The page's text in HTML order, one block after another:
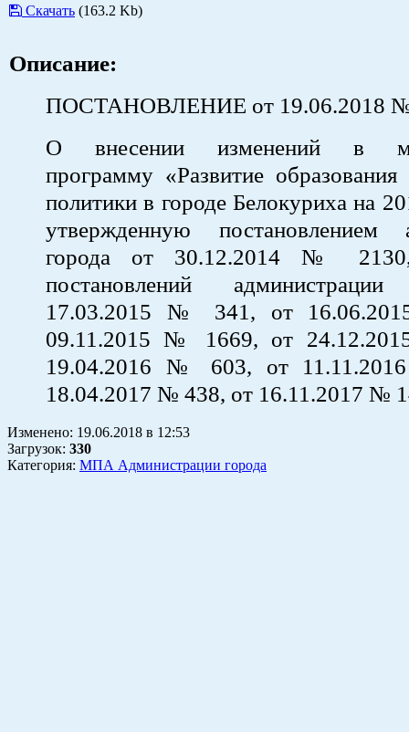
Скачать (163.2 Kb)
Описание:
ПОСТАНОВЛЕНИЕ от 19.06.2018
О внесении изменений в
программу «Развитие
политики в городе Белокуриха на
утвержденную постановлением
города от 30.12.2014 №
постановлений
17.03.2015 № 341, от
09.11.2015 № 1669, от
19.04.2016 № 603, от
18.04.2017 № 438, от 16.11.2017 №
Изменено: 19.06.2018 в 12:53
Загрузок: 330
Категория: МПА Администрации города